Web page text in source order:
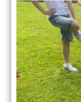
#drk